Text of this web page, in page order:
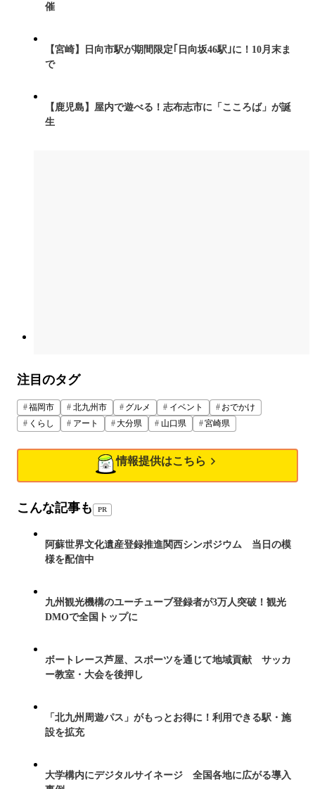
催
【宮崎】日向市駅が期間限定｢日向坂46駅｣に！10月末ま
で
【鹿児島】屋内で遊べる！志布志市に「こころば」が誕
生
注目のタグ
福岡市 北九州市 グルメ イベント
おでかけ
くらし
アート 大分県 山口県 宮崎県
情報提供はこちら
こんな記事も PR
阿蘇世界文化遺産登録推進関西シンポジウム 当日の模
様を配信中
九州観光機構のユーチューブ登録者が3万人突破！観光
DMOで全国トップに
ボートレース芦屋、スポーツを通じて地域貢献 サッカ
ー教室・大会を後押し
「北九州周遊パス」がもっとお得に！利用できる駅・施
設を拡充
大学構内にデジタルサイネージ 全国各地に広がる導入